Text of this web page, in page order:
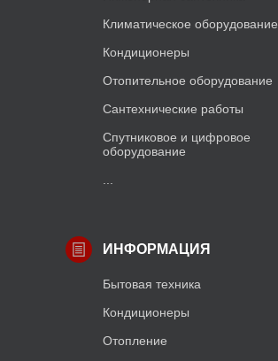
Климатическое оборудование
Кондиционеры
Отопительное оборудование
Сантехнические работы
Спутниковое и цифровое
оборудование
ИНФОРМАЦИЯ
Бытовая техника
Кондиционеры
Отопление